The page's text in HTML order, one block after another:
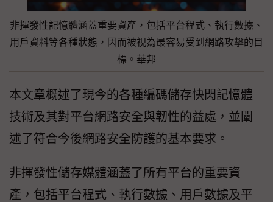
非揮發性記憶體涵蓋重要資產，包括平台程式、執行數據、
用戶資料等各種狀態，因而被視為最容易受到網路攻擊的目
標。華邦
本文章概述了現今的各種編碼儲存快閃記憶體
技術及其對平台網路安全與韌性的益處，並闡
述了符合今後網路安全防護的基本要求。
非揮發性儲存媒體涵蓋了所有平台的重要資
產，包括平台程式、執行數據、用戶數據及平